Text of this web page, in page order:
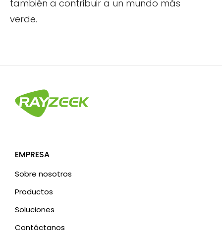
también a contribuir a un mundo más
verde.
EMPRESA
Sobre nosotros
Productos
Soluciones
Contáctanos